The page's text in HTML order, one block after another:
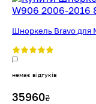
Шноркель Bravo для
немає відгуків
35960₴